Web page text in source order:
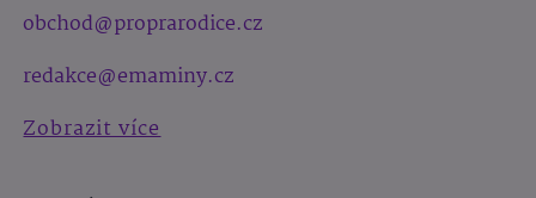
obchod@proprarodice.cz
redakce@emaminy.cz
Zobrazit více